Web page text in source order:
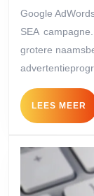
Google
SEA
grotere
LEES MEER